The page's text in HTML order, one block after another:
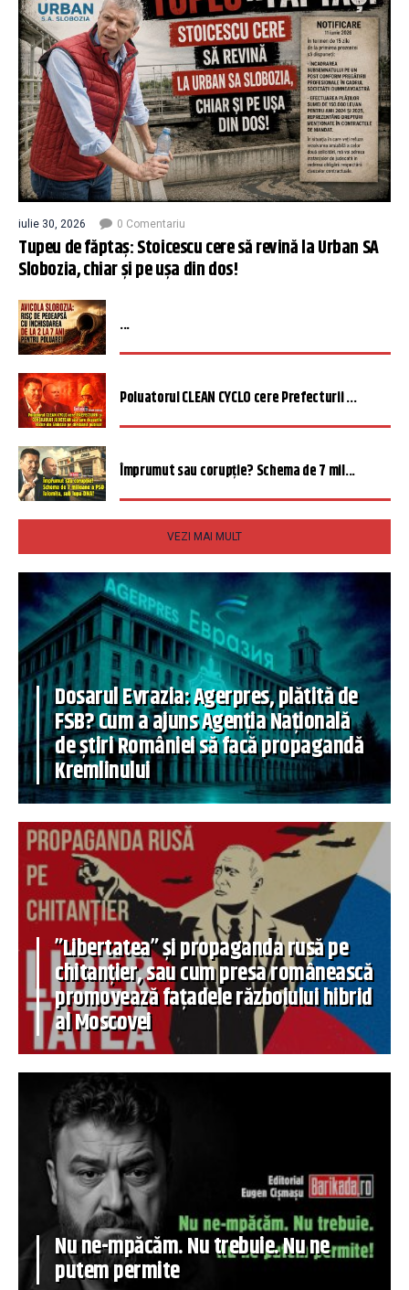
iulie 30, 2026 0 Comentariu
Tupeu de făptaș: Stoicescu cere să revină la Urban SA
Slobozia, chiar și pe ușa din dos!
...
Poluatorul CLEAN CYCLO cere Prefecturii ...
Împrumut sau corupție? Schema de 7 mil...
VEZI MAI MULT
Dosarul Evrazia: Agerpres, plătită de
FSB? Cum a ajuns Agenția Națională
de știri României să facă propagandă
Kremlinului
”Libertatea” și propaganda rusă pe
chitanțier, sau cum presa românească
promovează fațadele războiului hibrid
al Moscovei
Nu ne-mpăcăm. Nu trebuie. Nu ne
putem permite